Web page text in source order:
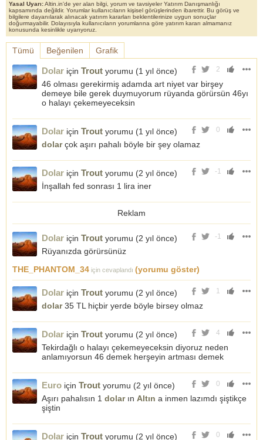
Yasal Uyarı:Altin.in'de yer alan bilgi, yorum ve tavsiyeler Yatırım Danışmanlığı
kapsamında değildir. Yorumlar kullanıcıların kişisel görüşlerinden ibarettir. Bu görüş ve
bilgilere dayanılarak alınacak yatırım kararları beklentilerinize uygun sonuçlar
doğurmayabilir. Dolayısıyla kullanıcıların yorumlarına göre yatırım kararı almamanız
konusunda kesinlikle uyarıyoruz.
Tümü Beğenilen Grafik
2
Dolar için Trout yorumu (1 yıl önce)
46 olması gerekirmiş adamda art niyet var birşey
demeye bile gerek duymuyorum rüyanda görürsün 46yı
o halayı çekemeyeceksin
0
Dolar için Trout yorumu (1 yıl önce)
dolarçok aşırı pahalı böyle bir şey olamaz
-1
Dolar için Trout yorumu (2 yıl önce)
İnşallah fed sonrası 1 lira iner
Reklam
-1
Dolar için Trout yorumu (2 yıl önce)
Rüyanızda görürsünüz
THE_PHANTOM_34 için cevaplandı (yorumu göster)
1
Dolar için Trout yorumu (2 yıl önce)
dolar35 TL hiçbir yerde böyle birsey olmaz
4
Dolar için Trout yorumu (2 yıl önce)
Tekirdağlı o halayı çekemeyeceksin diyoruz neden
anlamıyorsun 46 demek herşeyin artması demek
0
Euro için Trout yorumu (2 yıl önce)
Aşırı pahalısın 1 doların Altın a inmen lazımdı şiştikçe
şiştin
0
Dolar için Trout yorumu (2 yıl önce)